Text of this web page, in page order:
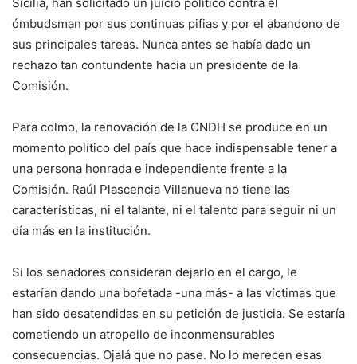
ómbudsman por sus continuas pifias y por el abandono de
sus principales tareas. Nunca antes se había dado un
rechazo tan contundente hacia un presidente de la
Comisión.
Para colmo, la renovación de la CNDH se produce en un
momento político del país que hace indispensable tener a
una persona honrada e independiente frente a la
Comisión. Raúl Plascencia Villanueva no tiene las
características, ni el talante, ni el talento para seguir ni un
día más en la institución.
Si los senadores consideran dejarlo en el cargo, le
estarían dando una bofetada -una más- a las víctimas que
han sido desatendidas en su petición de justicia. Se estaría
cometiendo un atropello de inconmensurables
consecuencias. Ojalá que no pase. No lo merecen esas